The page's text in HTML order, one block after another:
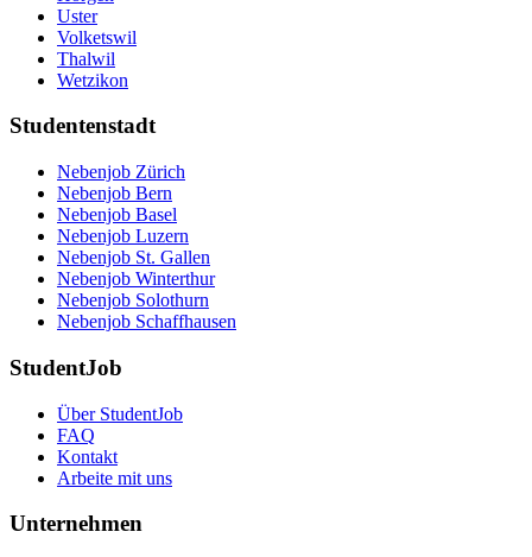
Uster
Volketswil
Thalwil
Wetzikon
Studentenstadt
Nebenjob Zürich
Nebenjob Bern
Nebenjob Basel
Nebenjob Luzern
Nebenjob St. Gallen
Nebenjob Winterthur
Nebenjob Solothurn
Nebenjob Schaffhausen
StudentJob
Über StudentJob
FAQ
Kontakt
Arbeite mit uns
Unternehmen